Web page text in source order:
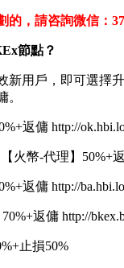
的，請咨詢微信：
節點？
新用戶，即可選擇
。
返傭 http://
火幣-代理】50%+
返傭 http://
返傭 http://
止損50%